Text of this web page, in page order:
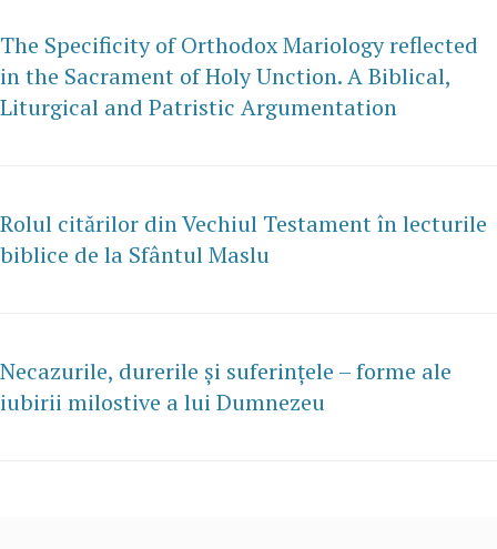
The Specificity of Orthodox Mariology reflected
in the Sacrament of Holy Unction. A Biblical,
Liturgical and Patristic Argumentation
Rolul citărilor din Vechiul Testament în lecturile
biblice de la Sfântul Maslu
Necazurile, durerile și suferințele – forme ale
iubirii milostive a lui Dumnezeu